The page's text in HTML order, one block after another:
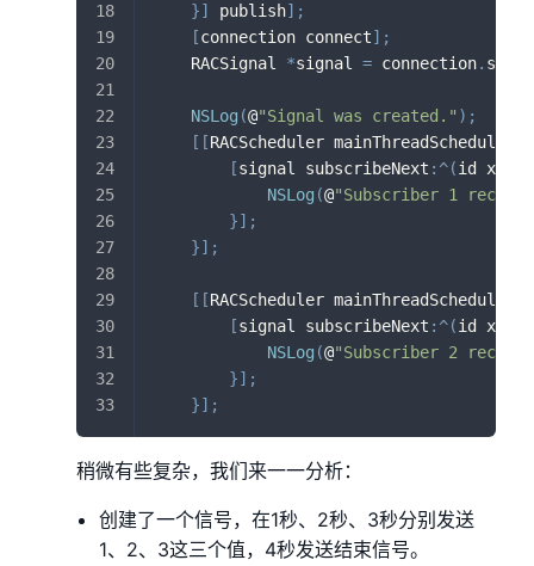
}] publish] ;
[connection connect] ;
    RACSignal
*signal = connection.
NSLog (@"Signal was created." ) ;
[ [RACScheduler mainThreadScheduler
[signal subscribeNext : ^(id x
NSLog (@"Subscriber 1
}] ;
}] ;
[ [RACScheduler mainThreadScheduler
[signal subscribeNext : ^(id x
NSLog (@"Subscriber 2
}] ;
}] ;
稍微有些复杂，我们来一一分析：
创建了一个信号，在1秒、2秒、3秒分别发送
1、2、3这三个值，4秒发送结束信号。